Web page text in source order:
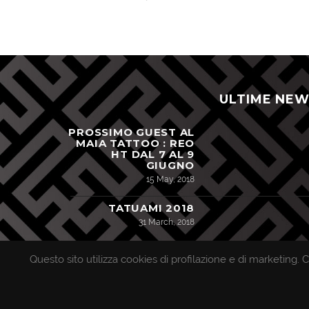
ULTIME
PROSSIMO GUEST AL
MAIA TATTOO : REO
HT DAL 7 AL 9
GIUGNO
15 May, 2018
TATUAMI 2018
31 March, 2018
Questo sito utilizza cookies di profilazione e di